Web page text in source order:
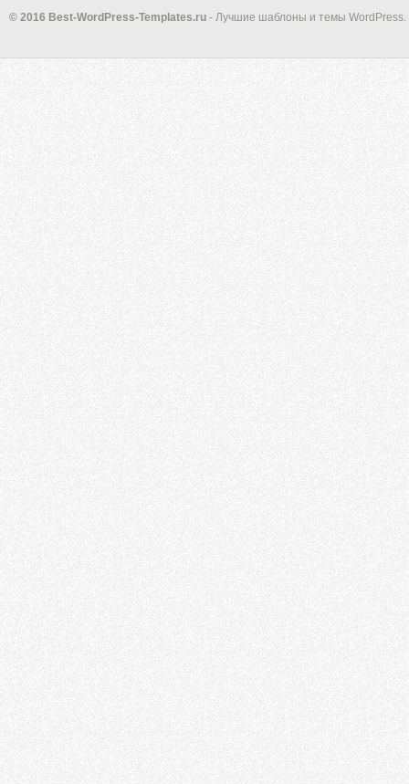
© 2016 Best-WordPress-Templates.ru - Лучшие шаблоны и темы